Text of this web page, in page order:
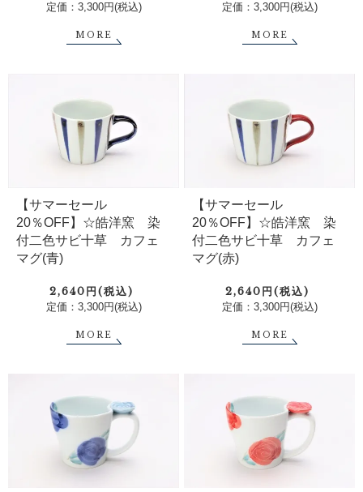
定価：3,300円(税込)
MORE
定価：3,300円(税込)
MORE
【サマーセール
20％OFF】☆皓洋窯 染
付二色サビ十草 カフェ
マグ(青)
2,640円(税込)
定価：3,300円(税込)
MORE
【サマーセール
20％OFF】☆皓洋窯 染
付二色サビ十草 カフェ
マグ(赤)
2,640円(税込)
定価：3,300円(税込)
MORE